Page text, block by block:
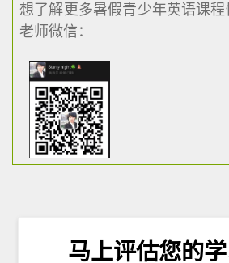
想了解更多暑假青少年英语课
老师微信：
马上评估您的